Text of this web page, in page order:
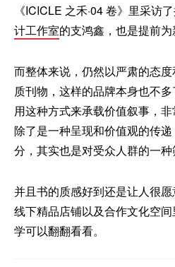
《ICICLE 之禾·04 卷》里采访
计工作室的支鸿鑫，也是提前为
而整体来说，仍然以严肃的态
质刊物，这样的品牌本身也不
用这种方式来承载价值叙事，
除了是一种呈现和价值观的传
分，其实也是对受众人群的一种
并且书的质感好到还是让人很
线下精品店铺以及合作文化空
学可以翻翻看看。